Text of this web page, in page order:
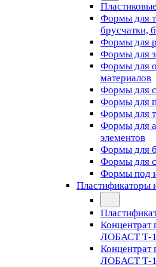
Формы для
брусчатки,
Формы для
Формы для
Формы для
материалов
Формы для
Формы для
Формы для
Формы для
элементов
Формы для
Формы для
Формы под
Пластификаторы
Концентрат
ЛОБАСТ Т-
Концентрат
ЛОБАСТ Т-